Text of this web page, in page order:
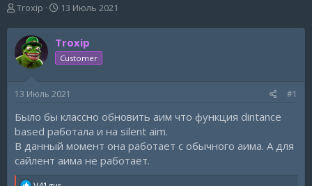
А
т
о
р
м
Troxip
Д
т
а
н
а
а
13 Июль 2021
Troxip
Customer
13 Июль 2021 #1
Было бы классно обновить аим что функция dintance
based работала и на silent aim.
В данный момент она работает с обычного аима. А для
сайлент аима не работает.